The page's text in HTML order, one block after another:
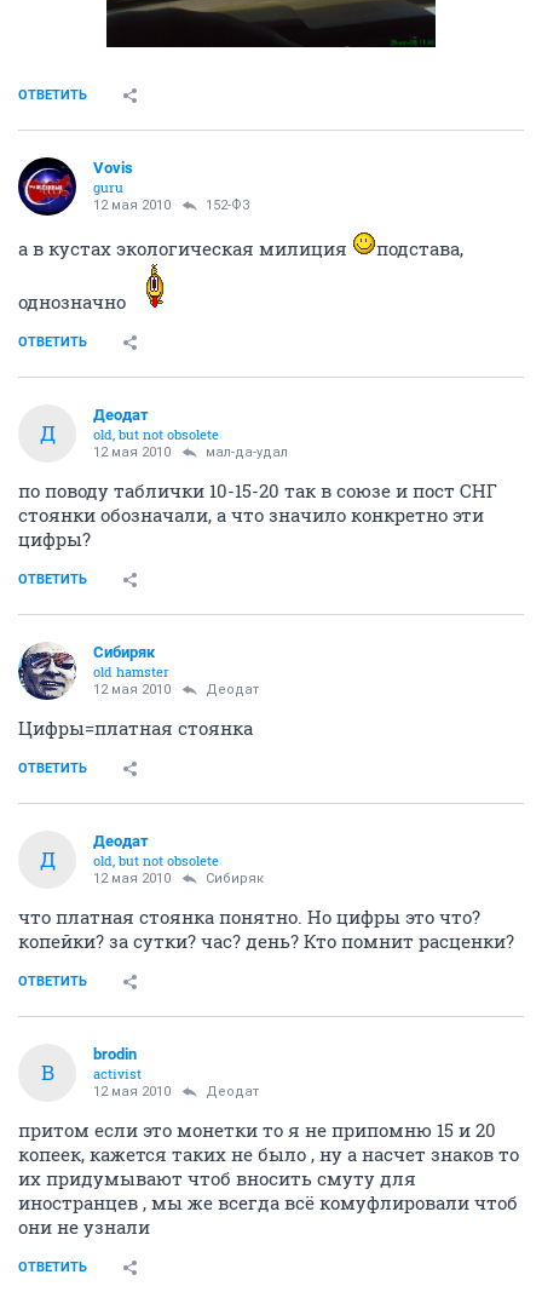
ОТВЕТИТЬ
Vovis
guru
12 мая 2010 152-ФЗ
а в кустах экологическая милиция подстава,
однозначно
ОТВЕТИТЬ
Д
Деодат
old, but not obsolete
12 мая 2010 мал-да-удал
по поводу таблички 10-15-20 так в союзе и пост СНГ
стоянки обозначали, а что значило конкретно эти
цифры?
ОТВЕТИТЬ
Сибиряк
old hamster
12 мая 2010 Деодат
Цифры=платная стоянка
ОТВЕТИТЬ
Д
Деодат
old, but not obsolete
12 мая 2010 Сибиряк
что платная стоянка понятно. Но цифры это что?
копейки? за сутки? час? день? Кто помнит расценки?
ОТВЕТИТЬ
B
brodin
activist
12 мая 2010 Деодат
притом если это монетки то я не припомню 15 и 20
копеек, кажется таких не было , ну а насчет знаков то
их придумывают чтоб вносить смуту для
иностранцев , мы же всегда всё комуфлировали чтоб
они не узнали
ОТВЕТИТЬ